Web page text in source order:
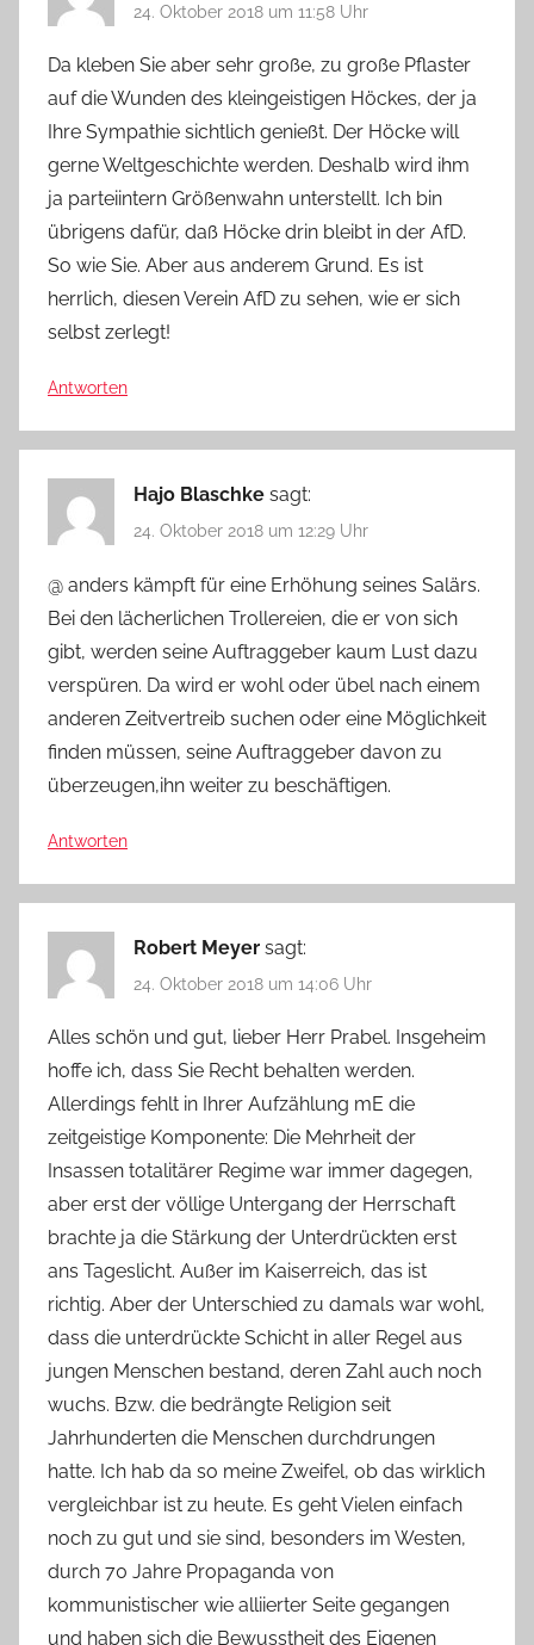
24. Oktober 2018 um 11:58 Uhr
Da kleben Sie aber sehr große, zu große Pflaster
auf die Wunden des kleingeistigen Höckes, der ja
Ihre Sympathie sichtlich genießt. Der Höcke will
gerne Weltgeschichte werden. Deshalb wird ihm
ja parteiintern Größenwahn unterstellt. Ich bin
übrigens dafür, daß Höcke drin bleibt in der AfD.
So wie Sie. Aber aus anderem Grund. Es ist
herrlich, diesen Verein AfD zu sehen, wie er sich
selbst zerlegt!
Antworten
Hajo Blaschke sagt:
24. Oktober 2018 um 12:29 Uhr
@ anders kämpft für eine Erhöhung seines Salärs.
Bei den lächerlichen Trollereien, die er von sich
gibt, werden seine Auftraggeber kaum Lust dazu
verspüren. Da wird er wohl oder übel nach einem
anderen Zeitvertreib suchen oder eine Möglichkeit
finden müssen, seine Auftraggeber davon zu
überzeugen,ihn weiter zu beschäftigen.
Antworten
Robert Meyer sagt:
24. Oktober 2018 um 14:06 Uhr
Alles schön und gut, lieber Herr Prabel. Insgeheim
hoffe ich, dass Sie Recht behalten werden.
Allerdings fehlt in Ihrer Aufzählung mE die
zeitgeistige Komponente: Die Mehrheit der
Insassen totalitärer Regime war immer dagegen,
aber erst der völlige Untergang der Herrschaft
brachte ja die Stärkung der Unterdrückten erst
ans Tageslicht. Außer im Kaiserreich, das ist
richtig. Aber der Unterschied zu damals war wohl,
dass die unterdrückte Schicht in aller Regel aus
jungen Menschen bestand, deren Zahl auch noch
wuchs. Bzw. die bedrängte Religion seit
Jahrhunderten die Menschen durchdrungen
hatte. Ich hab da so meine Zweifel, ob das wirklich
vergleichbar ist zu heute. Es geht Vielen einfach
noch zu gut und sie sind, besonders im Westen,
durch 70 Jahre Propaganda von
kommunistischer wie alliierter Seite gegangen
und haben sich die Bewusstheit des Eigenen